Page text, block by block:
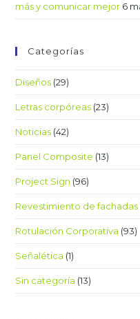
más y comunicar mejor 6
Categorías
Diseños (29)
Letras corpóreas (23)
Noticias (42)
Panel Composite (13)
Project Sign (96)
Revestimiento de fachadas
Rotulación Corporativa (93)
Señalética (1)
Sin categoría (13)